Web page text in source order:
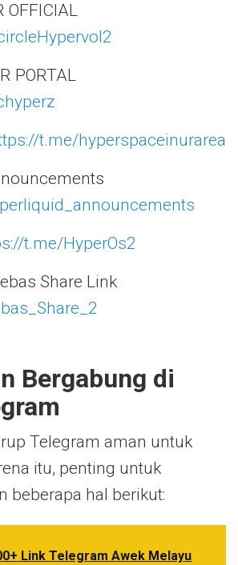
OFFICIAL
PORTAL
t.me/hyperspaceinurarea
t.me/HyperOs2
Share Link
Bergabung di
Telegram aman untuk
itu, penting untuk
beberapa hal berikut:
Link Telegram Awek Melayu